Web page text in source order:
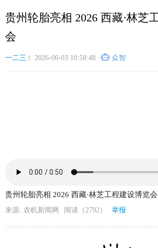
转
内
贵州轮胎亮相 2026 西藏·林芝
会
一二三 2026-06-03 10:58:48 众智
贵州轮胎亮相 2026 西藏·林芝工程建设博览会
来源: 农机新闻网 阅读（2792） 举报